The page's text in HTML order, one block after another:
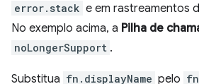
error.stack e em rastreamentos
No exemplo acima, a Pilha de
noLongerSupport .
Substitua fn.displayName pelo